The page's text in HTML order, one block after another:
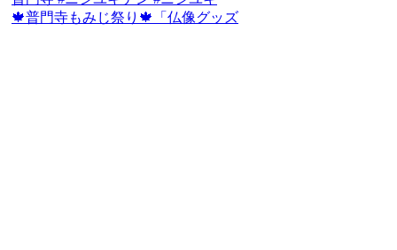
🍁普門寺もみじ祭り🍁「仏像グッズ